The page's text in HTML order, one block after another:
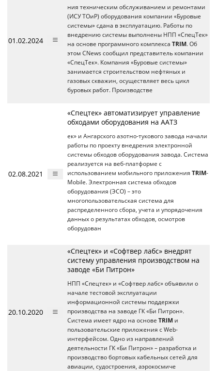
01.02.2024
ния техническим обслуживанием и ремонтами
(ИСУ ТОиР) оборудования компании «Буровые
системы» сдана в эксплуатацию. Работы по
внедрению системы выполнены НПП «СпецТек»
на основе программного комплекса TRIM. Об
этом CNews сообщил представитель компании
«СпецТек». Компания «Буровые системы»
занимается строительством нефтяных и
газовых скважин, осуществляет весь цикл
буровых работ. Производстве
02.08.2021
«Спецтек» автоматизирует управление
обходами оборудования на ААТЗ
ек» и Ангарского азотно-тукового завода начали
работы по проекту внедрения электронной
системы обходов оборудования завода. Система
реализуется на веб-платформе c
использованием мобильного приложения TRIM-
Mobile. Электронная система обходов
оборудования (ЭСО) – это
многопользовательская система для
распределенного сбора, учета и упорядочения
данных о результатах обходов, осмотров
оборудован
20.10.2020
«Спецтек» и «Софтвер лабс» внедрят
систему управления производством на
заводе «Би Питрон»
НПП «Спецтек» и «Софтвер лабс» объявили о
начале тестовой эксплуатации
информационной системы поддержки
производства на заводе ГК «Би Питрон».
Система имеет ядро на основе TRIM и
пользовательские приложения с Web-
интерфейсом. Одно из направлений
деятельности ГК «Би Питрон» – разработка и
производство бортовых кабельных сетей для
авиации, судостроения, аэрокосмиче